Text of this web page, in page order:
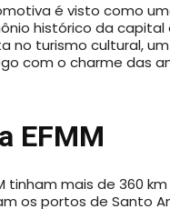
é visto como
histórico da
no turismo cultural,
com o charme das
EFMM
tinham mais de 360
os portos de Santo